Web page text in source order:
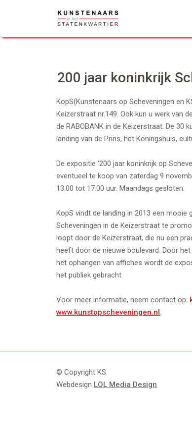
200 jaar koninkrijk
KopS(Kunstenaars op Scheveningen en
Keizerstraat nr.149. Ook kun u werk van
de RABOBANK in de Keizerstraat. De 30
landing van de Prins, het Koningshuis,
De expositie ’200 jaar koninkrijk op
eventueel te koop van zaterdag 9
13.00 tot 17.00 uur. Maandags gesloten.
KopS vindt de landing in 2013 een mooie
Scheveningen in de Keizerstraat te
loopt door de Keizerstraat, die nu een
heeft door de nieuwe boulevard. Door
het ophangen van affiches wordt de
het publiek gebracht.
Voor meer informatie, neem contact op:
www.kunstopscheveningen.nl.
© Copyright KS
Webdesign LOL Media Design